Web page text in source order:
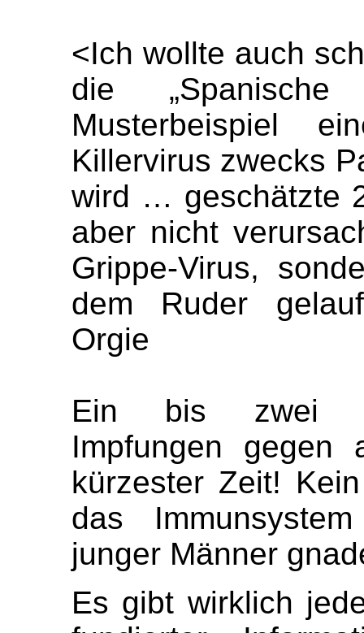
<Ich wollte auch
die
Musterbeispiel
Killervirus zwecks
wird … geschätzte
aber nicht
Grippe-Virus,
dem Ruder
Orgie
Ein bis zwei
Impfungen gegen
kürzester Zeit!
das
junger Männer
Es gibt wirklich